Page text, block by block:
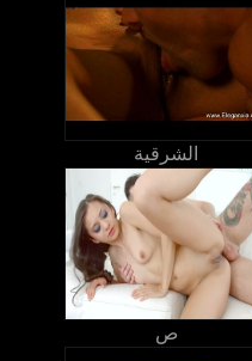
الشرقية
ص